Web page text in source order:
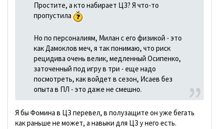
Простите, а кто набирает ЦЗ? Я что-то
пропустила
Но по персоналиям, Милан с его физикой - это
как Дамоклов меч, я так понимаю, что риск
рецидива очень велик, медленный Осипенко,
заточенный под игру в три - еще надо
посмотреть, как войдет в сезон, Исаев без
опыта в ПЛ - это даже не смешно.
Я бы Фомина в ЦЗ перевел, в полузащите он уже бегать
как раньше не может, а навыки для ЦЗ у него есть.